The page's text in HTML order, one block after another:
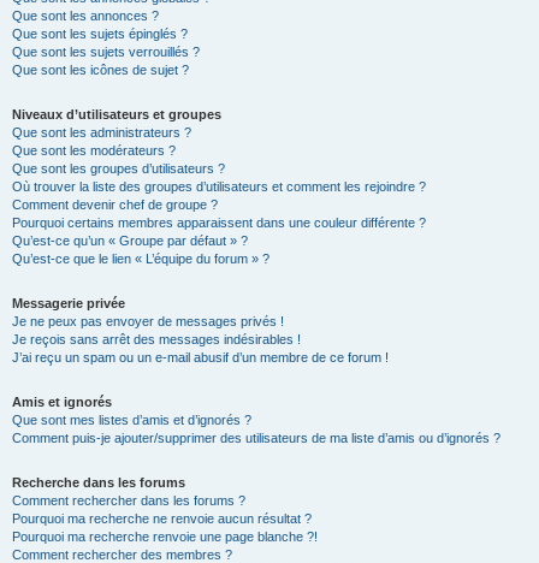
Que sont les annonces ?
Que sont les sujets épinglés ?
Que sont les sujets verrouillés ?
Que sont les icônes de sujet ?
Niveaux d’utilisateurs et groupes
Que sont les administrateurs ?
Que sont les modérateurs ?
Que sont les groupes d’utilisateurs ?
Où trouver la liste des groupes d’utilisateurs et comment les rejoindre ?
Comment devenir chef de groupe ?
Pourquoi certains membres apparaissent dans une couleur différente ?
Qu’est-ce qu’un « Groupe par défaut » ?
Qu’est-ce que le lien « L’équipe du forum » ?
Messagerie privée
Je ne peux pas envoyer de messages privés !
Je reçois sans arrêt des messages indésirables !
J’ai reçu un spam ou un e-mail abusif d’un membre de ce forum !
Amis et ignorés
Que sont mes listes d’amis et d’ignorés ?
Comment puis-je ajouter/supprimer des utilisateurs de ma liste d’amis ou d’ignorés ?
Recherche dans les forums
Comment rechercher dans les forums ?
Pourquoi ma recherche ne renvoie aucun résultat ?
Pourquoi ma recherche renvoie une page blanche ?!
Comment rechercher des membres ?